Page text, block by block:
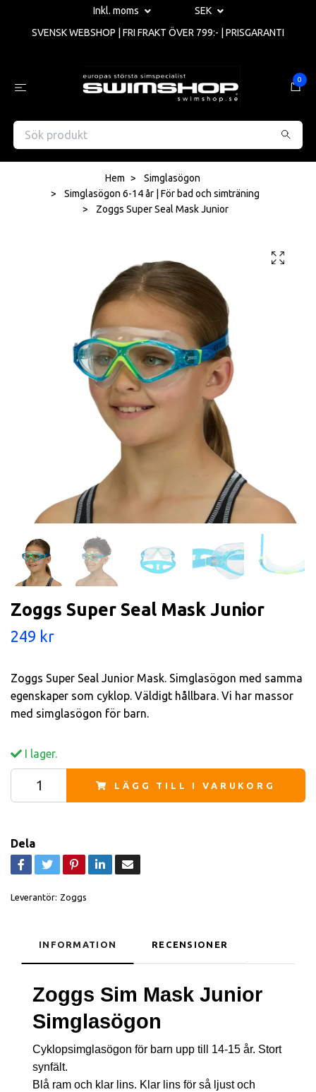
Inkl. moms
SEK
SVENSK WEBSHOP | FRI FRAKT ÖVER 799:- | PRISGARANTI
0
Hem
Simglasögon
Simglasögon 6-14 år | För bad och simträning
Zoggs Super Seal Mask Junior
Zoggs Super Seal Mask Junior
249 kr
Zoggs Super Seal Junior Mask. Simglasögon med samma
egenskaper som cyklop. Väldigt hållbara. Vi har massor
med simglasögon för barn.
I lager.
LÄGG TILL I VARUKORG
Dela
Leverantör: Zoggs
INFORMATION RECENSIONER
Zoggs Sim Mask Junior
Simglasögon
Cyklopsimglasögon för barn upp till 14-15 år. Stort
synfält.
Blå ram och klar lins. Klar lins för så ljust och